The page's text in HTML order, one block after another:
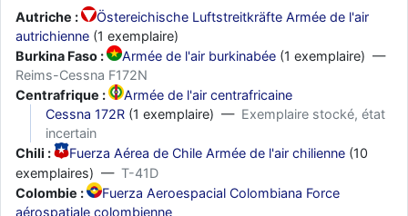
Autriche :
Östereichische Luftstreitkräfte Armée de l'air
autrichienne (1 exemplaire)
Burkina Faso :
Armée de l'air burkinabée (1 exemplaire) —
Reims-Cessna F172N
Centrafrique :
Armée de l'air centrafricaine
Cessna 172R (1 exemplaire) — Exemplaire stocké, état
incertain
Chili :
Fuerza Aérea de Chile Armée de l'air chilienne (10
exemplaires) — T-41D
Colombie :
Fuerza Aeroespacial Colombiana Force
aérospatiale colombienne